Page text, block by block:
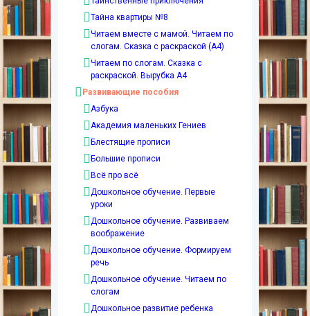
Тайна квартиры №8
Читаем вместе с мамой. Читаем по
слогам. Сказка с раскраской (А4)
Читаем по слогам. Сказка с
раскраской. Вырубка А4
Развивающие пособия
Азбука
Академия маленьких Гениев
Блестящие прописи
Большие прописи
Всё про всё
Дошкольное обучение. Первые
уроки
Дошкольное обучение. Развиваем
воображение
Дошкольное обучение. Формируем
речь
Дошкольное обучение. Читаем по
слогам
Дошкольное развитие ребенка